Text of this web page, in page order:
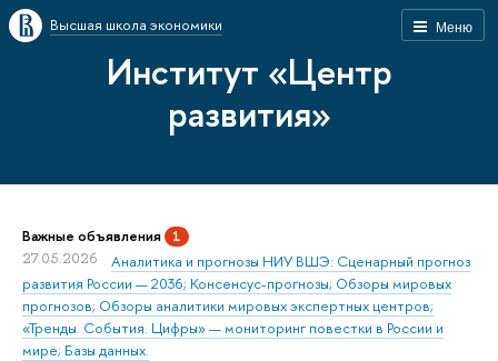
Меню
Высшая школа экономики
Институт «Центр
развития»
Важные объявления 1
27.05.2026
Аналитика и прогнозы НИУ ВШЭ: Сценарный прогноз
развития России — 2036; Консенсус-прогнозы; Обзоры мировых
прогнозов; Обзоры аналитики мировых экспертных центров;
«Тренды. События. Цифры» — мониторинг повестки в России и
мире; Базы данных.